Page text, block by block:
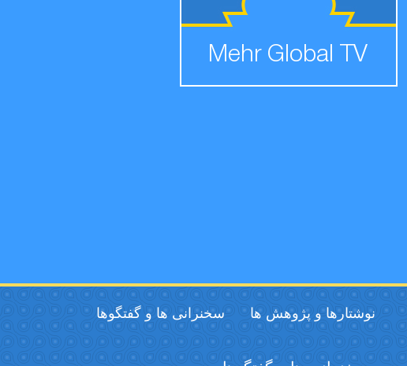
Mehr Global TV
نوشتارها و پژوهش ها سخنرانی ها و گفتگوها